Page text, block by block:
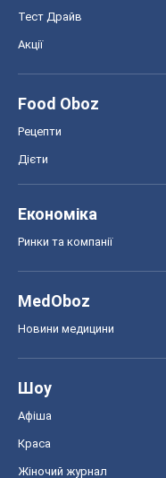
Тест Драйв
Акції
Food Oboz
Рецепти
Дієти
Економіка
Ринки та компанії
MedOboz
Новини медицини
Шоу
Афіша
Краса
Жіночий журнал